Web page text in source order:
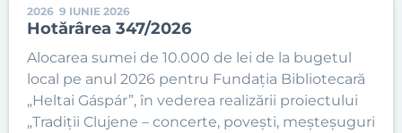
2026 9 IUNIE 2026
Hotărârea 347/2026
Alocarea sumei de 10.000 de lei de la bugetul
local pe anul 2026 pentru Fundația Bibliotecară
„Heltai Gáspár”, în vederea realizării proiectului
„Tradiții Clujene – concerte, povești, meșteșuguri